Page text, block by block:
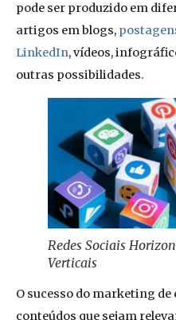
pode ser produzido em
artigos em blogs,
LinkedIn, vídeos,
outras possibilidades.
Redes Sociais
Verticais
O sucesso do marketing
conteúdos que sejam